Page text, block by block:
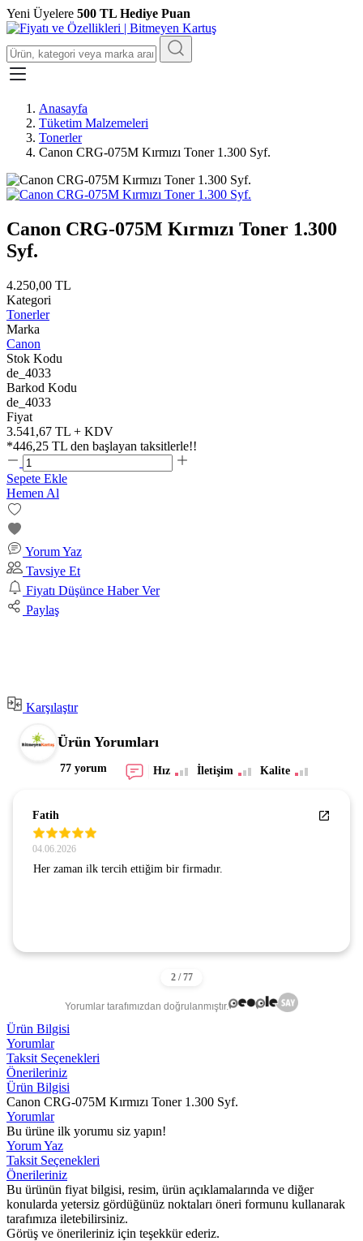
Yeni Üyelere 500 TL Hediye Puan
Anasayfa
Tüketim Malzemeleri
Tonerler
Canon CRG-075M Kırmızı Toner 1.300 Syf.
Canon CRG-075M Kırmızı Toner 1.300
Syf.
4.250,00 TL
Kategori
Tonerler
Marka
Canon
Stok Kodu
de_4033
Barkod Kodu
de_4033
Fiyat
3.541,67 TL + KDV
*446,25 TL den başlayan taksitlerle!!
Sepete Ekle
Hemen Al
Yorum Yaz
Tavsiye Et
Fiyatı Düşünce Haber Ver
Paylaş
Karşılaştır
Ürün Yorumları
77 yorum Hız İletişim Kalite
Fatih
04.06.2026
Her zaman ilk tercih ettiğim bir firmadır.
Yorumlar tarafımızdan doğrulanmıştır.
Ürün Bilgisi
Yorumlar
Taksit Seçenekleri
Önerileriniz
Ürün Bilgisi
Canon CRG-075M Kırmızı Toner 1.300 Syf.
Yorumlar
Bu ürüne ilk yorumu siz yapın!
Yorum Yaz
Taksit Seçenekleri
Önerileriniz
Bu ürünün fiyat bilgisi, resim, ürün açıklamalarında ve diğer
konularda yetersiz gördüğünüz noktaları öneri formunu kullanarak
tarafımıza iletebilirsiniz.
Görüş ve önerileriniz için teşekkür ederiz.